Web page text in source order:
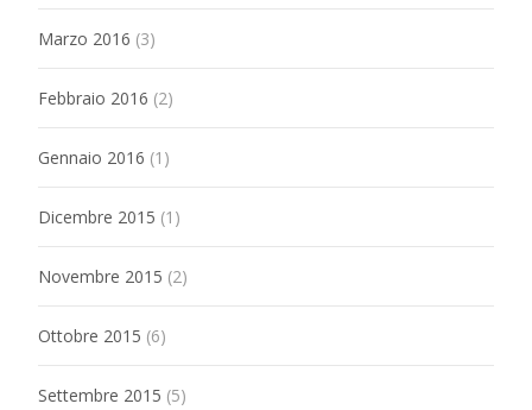
Marzo 2016 (3)
Febbraio 2016 (2)
Gennaio 2016 (1)
Dicembre 2015 (1)
Novembre 2015 (2)
Ottobre 2015 (6)
Settembre 2015 (5)